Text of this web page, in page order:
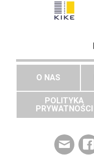
O NAS
POLITYKA
PRYWATNOŚCI